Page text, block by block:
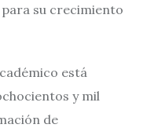
su crecimiento
está
y mil
de